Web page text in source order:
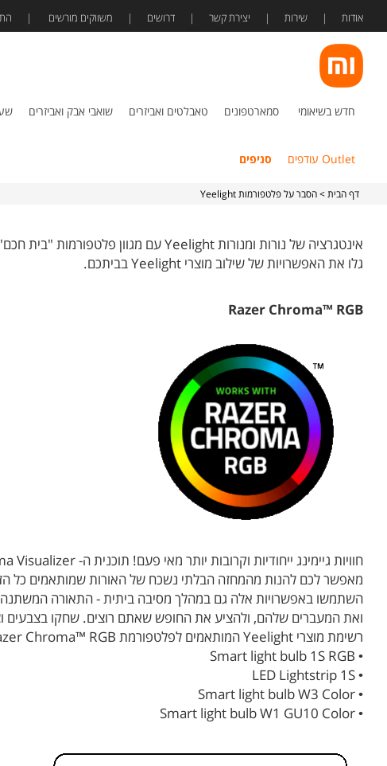
אודות שירות יצירת קשר דרושים משווקים מורשים
חדש בשיאומי סמארטפונים טאבלטים ואביזרים שואבי אבק ואביזרים
Outlet עודפים סניפים
דף הבית> הסבר על פלטפורמות Yeelight
אינטגרציה של נורות ומנורות Yeelight עם מגוון פלטפורמות "בית חכם":
גלו את האפשרויות של שילוב מוצרי Yeelight בביתכם.
Razer Chroma™ RGB
מאפשר לכם להנות מהמחזה הבלתי נשכח של האורות שמותאמים כל
ואת המעברים שלהם, ולהציע את החופש שאתם רוצים. שחקו בצבעים
רשימת מוצרי Yeelight המותאמים לפלטפורמת Razer Chroma™ RGB:
• Smart light bulb 1S RGB
• LED Lightstrip 1S
• Smart light bulb W3 Color
• Smart light bulb W1 GU10 Color